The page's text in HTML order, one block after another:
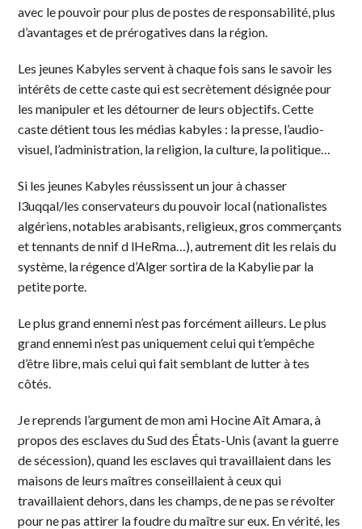
avec le pouvoir pour plus de postes de responsabilité, plus
d’avantages et de prérogatives dans la région.
Les jeunes Kabyles servent à chaque fois sans le savoir les
intérêts de cette caste qui est secrètement désignée pour
les manipuler et les détourner de leurs objectifs. Cette
caste détient tous les médias kabyles : la presse, l’audio-
visuel, l’administration, la religion, la culture, la politique…
Si les jeunes Kabyles réussissent un jour à chasser
l3uqqal/les conservateurs du pouvoir local (nationalistes
algériens, notables arabisants, religieux, gros commerçants
et tennants de nnif d lHeRma…), autrement dit les relais du
système, la régence d’Alger sortira de la Kabylie par la
petite porte.
Le plus grand ennemi n’est pas forcément ailleurs. Le plus
grand ennemi n’est pas uniquement celui qui t’empêche
d’être libre, mais celui qui fait semblant de lutter à tes
côtés.
Je reprends l’argument de mon ami Hocine Aît Amara, à
propos des esclaves du Sud des États-Unis (avant la guerre
de sécession), quand les esclaves qui travaillaient dans les
maisons de leurs maîtres conseillaient à ceux qui
travaillaient dehors, dans les champs, de ne pas se révolter
pour ne pas attirer la foudre du maître sur eux. En vérité, les